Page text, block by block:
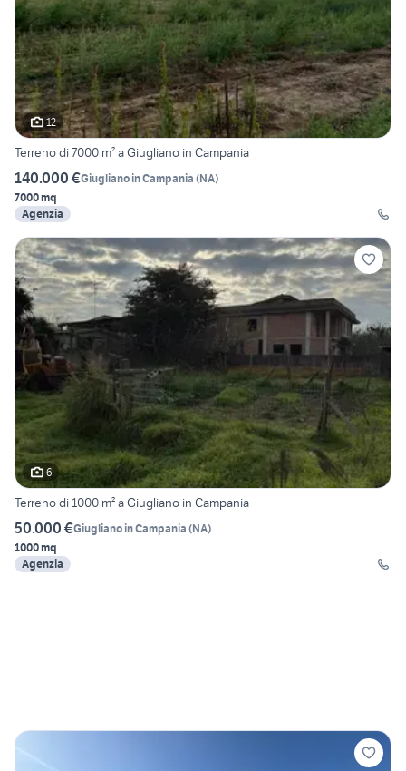
12
Terreno di 7000 m² a Giugliano in Campania
140.000 €Giugliano in Campania (NA)
7000 mq
Agenzia
6
Terreno di 1000 m² a Giugliano in Campania
50.000 €Giugliano in Campania (NA)
1000 mq
Agenzia